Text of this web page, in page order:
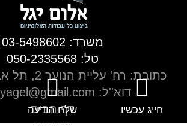
שלח הודעה חייג עכשיו
משרד: 03-5498602
טל: 050-2335568
כתובת: רח' עליית הנוער 2, תל אביב-גבעתיים
דוא''ל: alumyagel@gmail.com
דף הבית
אודותינו